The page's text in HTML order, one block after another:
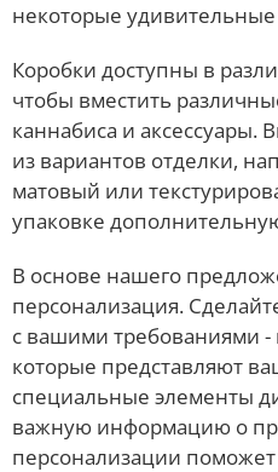
некоторые
Коробки доступны в
чтобы вместить
каннабиса и
из вариантов отделки,
матовый или
упаковке
В основе нашего
персонализация.
с вашими требованиями -
которые представляют
специальные элементы
важную информацию о
персонализации